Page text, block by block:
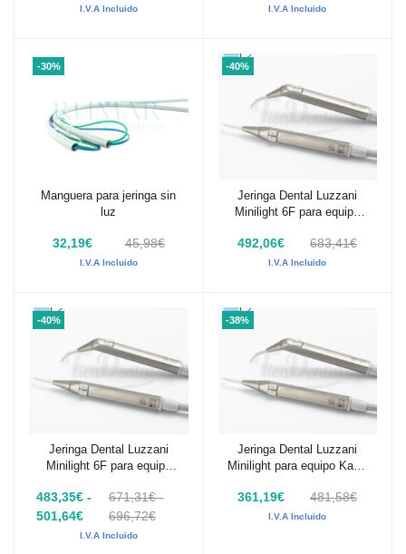
I.V.A Incluido I.V.A Incluido
-30%
Añadir al carrito
Manguera para jeringa sin
luz
32,19€ 45,98€
I.V.A Incluido
-40%
Añadir al carrito
Jeringa Dental Luzzani
Minilight 6F para equipo
492,06€ 683,41€
I.V.A Incluido
-40%
Añadir al carrito
Jeringa Dental Luzzani
Minilight 6F para equipo
483,35€ -
501,64€
671,31€ -
696,72€
I.V.A Incluido
-38%
Añadir al carrito
Jeringa Dental Luzzani
Minilight para equipo KaVo
361,19€ 481,58€
I.V.A Incluido